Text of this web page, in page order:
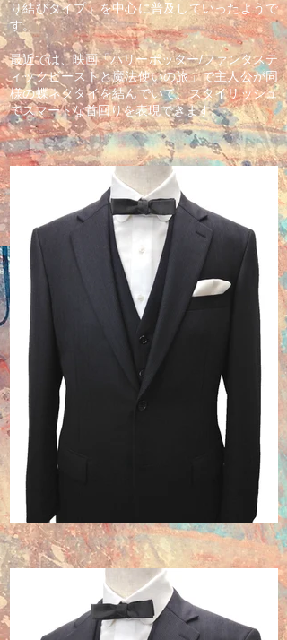
り結びタイプ」を中心に普及していったようで
す。
最近では、映画「ハリーポッター/ファンタステ
ィックビーストと魔法使いの旅」で主人公が同
様の蝶ネクタイを結んでいて、スタイリッシュ
でスマートな首回りを表現できます。